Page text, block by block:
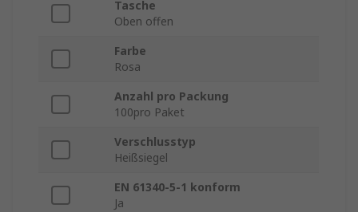
Tasche
Oben offen
Farbe
Rosa
Anzahl pro Packung
100pro Paket
Verschlusstyp
Heißsiegel
EN 61340-5-1 konform
Ja